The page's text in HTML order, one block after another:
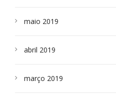
maio 2019
abril 2019
março 2019